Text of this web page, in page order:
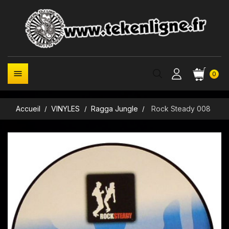
0

Accueil VINYLES Ragga Jungle Rock Steady 008